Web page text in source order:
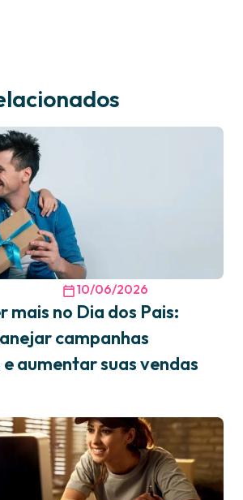
10/06/2026
mais no Dia dos Pais:
campanhas
aumentar suas vendas